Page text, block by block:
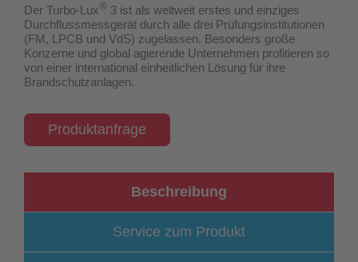
Der Turbo-Lux® 3 ist als weltweit erstes und einziges
Durchflussmessgerät durch alle drei Prüfungsinstitutionen
(FM, LPCB und VdS) zugelassen. Besonders große
Konzerne und global agierende Unternehmen profitieren so
von einer international einheitlichen Lösung für ihre
Brandschutzanlagen.
Produktanfrage
Beschreibung
Service zum Produkt
Maschinistenausbildung